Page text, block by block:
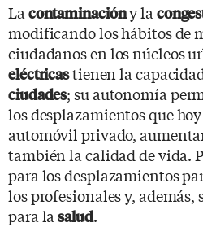
La contaminacióny la
modificando los hábitos de
ciudadanos en los núcleos
eléctricastienen la
ciudades; su autonomía
los desplazamientos que
automóvil privado,
también la calidad de vida.
para los desplazamientos
los profesionales y,
para lasalud.